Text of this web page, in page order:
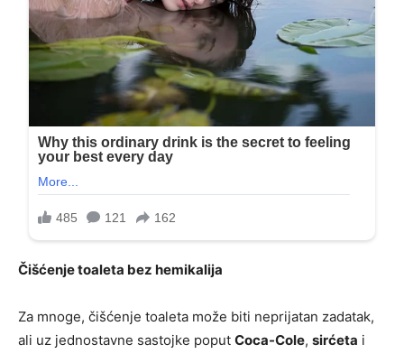
Čišćenje toaleta bez hemikalija
Za mnoge, čišćenje toaleta može biti neprijatan zadatak,
ali uz jednostavne sastojke poput Coca-Cole, sirćeta i